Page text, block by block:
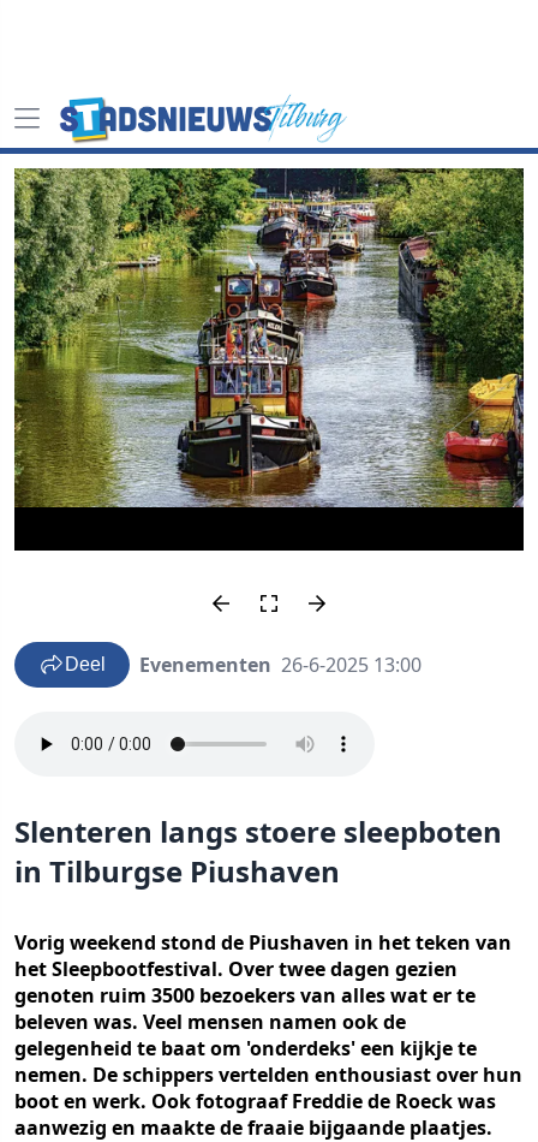
Deel Evenementen 26-6-2025 13:00
Slenteren langs stoere sleepboten
in Tilburgse Piushaven
Vorig weekend stond de Piushaven in het teken van
het Sleepbootfestival. Over twee dagen gezien
genoten ruim 3500 bezoekers van alles wat er te
beleven was. Veel mensen namen ook de
gelegenheid te baat om 'onderdeks' een kijkje te
nemen. De schippers vertelden enthousiast over hun
boot en werk. Ook fotograaf Freddie de Roeck was
aanwezig en maakte de fraaie bijgaande plaatjes.